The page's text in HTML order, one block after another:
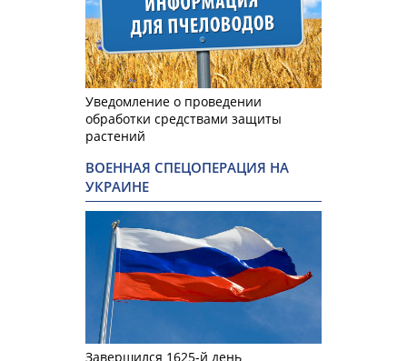
Уведомление о проведении
обработки средствами защиты
растений
ВОЕННАЯ СПЕЦОПЕРАЦИЯ НА
УКРАИНЕ
Завершился 1625-й день